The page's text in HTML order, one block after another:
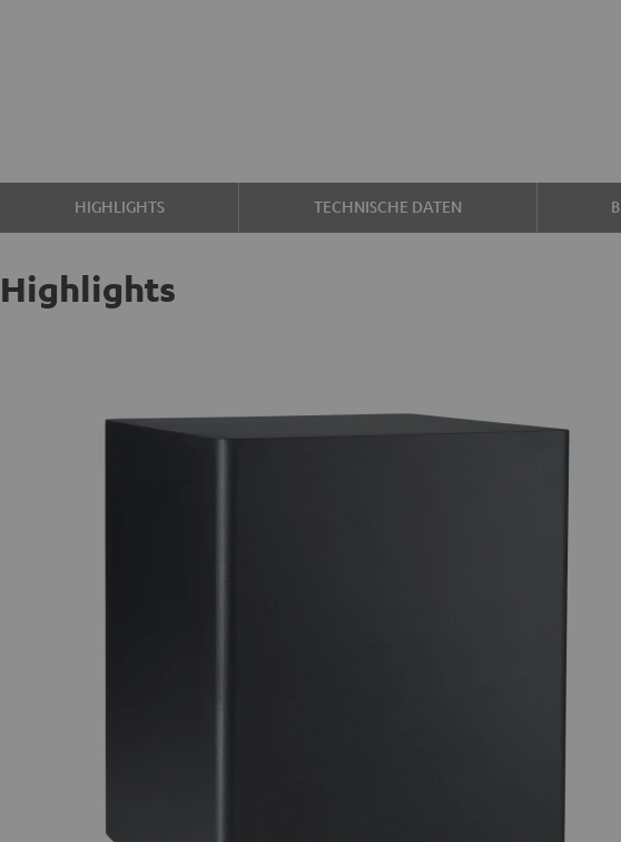
HIGHLIGHTS TECHNISCHE DATEN
Highlights